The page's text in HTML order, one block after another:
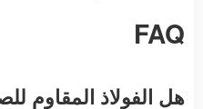
FAQ